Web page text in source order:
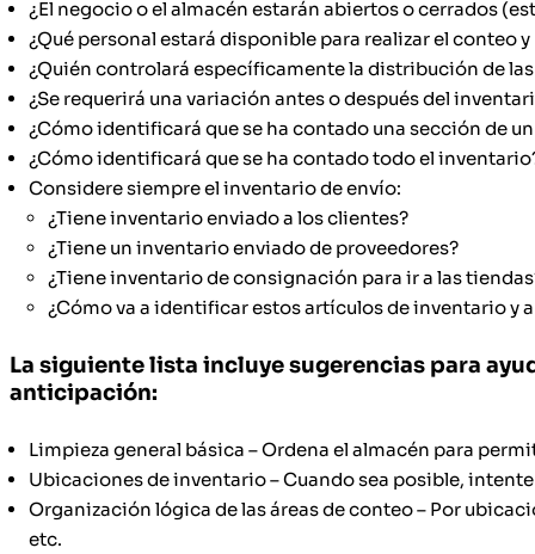
¿El negocio o el almacén estarán abiertos o cerrados
¿Qué personal estará disponible para realizar el conteo
¿Quién controlará específicamente la distribución de
¿Se requerirá una variación antes o después del
¿Cómo identificará que se ha contado una sección de
¿Cómo identificará que se ha contado todo el
Considere siempre el inventario de envío:
¿Tiene inventario enviado a los clientes?
¿Tiene un inventario enviado de proveedores?
¿Tiene inventario de consignación para ir a las
¿Cómo va a identificar estos artículos de inventario y
La siguiente lista incluye sugerencias para
anticipación:
Limpieza general básica – Ordena el almacén para
Ubicaciones de inventario – Cuando sea posible,
Organización lógica de las áreas de conteo – Por
etc.